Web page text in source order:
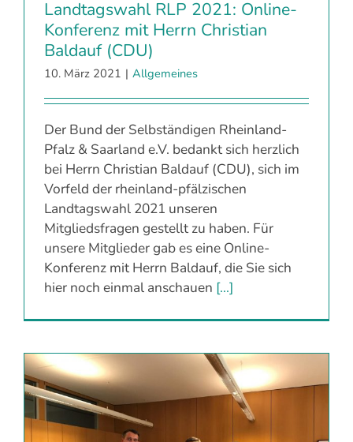
Landtagswahl RLP 2021: Online-
Konferenz mit Herrn Christian
Baldauf (CDU)
10. März 2021 | Allgemeines
Der Bund der Selbständigen Rheinland-
Pfalz & Saarland e.V. bedankt sich herzlich
bei Herrn Christian Baldauf (CDU), sich im
Vorfeld der rheinland-pfälzischen
Landtagswahl 2021 unseren
Mitgliedsfragen gestellt zu haben. Für
unsere Mitglieder gab es eine Online-
Konferenz mit Herrn Baldauf, die Sie sich
hier noch einmal anschauen [...]